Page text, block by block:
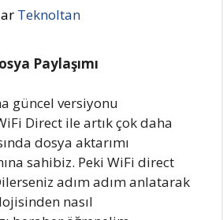
Teknoltan
Paylaşımı
güncel versiyonu
Direct ile artık çok daha
dosya aktarımı
sahibiz. Peki WiFi direct
adım adım anlatarak
nasıl